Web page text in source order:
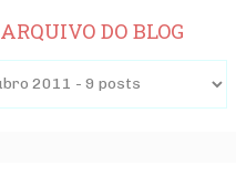
ARQUIVO DO BLOG